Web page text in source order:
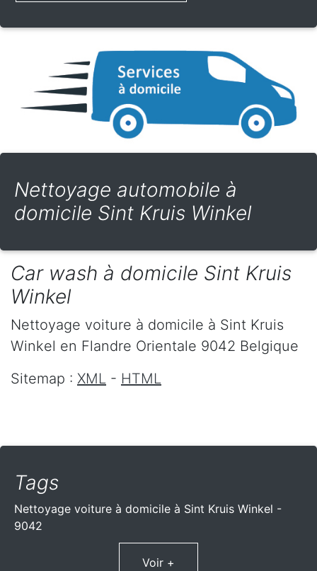
Nettoyage automobile à
domicile Sint Kruis Winkel
Car wash à domicile Sint Kruis
Winkel
Nettoyage voiture à domicile à Sint Kruis
Winkel en Flandre Orientale 9042 Belgique
Sitemap : XML - HTML
Tags
Nettoyage voiture à domicile à Sint Kruis Winkel -
9042
Voir +